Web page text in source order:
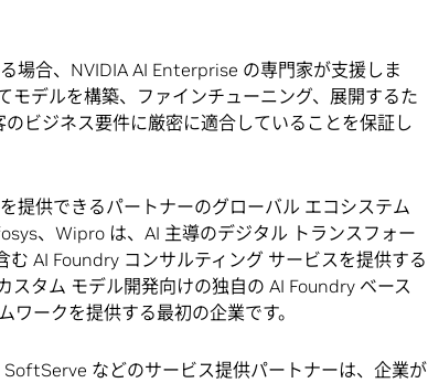
場合、NVIDIA AI Enterprise の専門家が支援しま
モデルを構築、ファインチューニング、展開するた
ビジネス要件に厳密に適合していることを保証し
提供できるパートナーのグローバル エコシステム
、Wipro は、AI 主導のデジタル トランスフォー
AI Foundry コンサルティング サービスを提供する
スタム モデル開発向けの独自の AI Foundry ベース
ークを提供する最初の企業です。
などのサービス提供パートナーは、企業が